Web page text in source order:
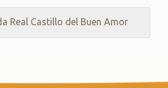
Real Castillo del Buen Amor